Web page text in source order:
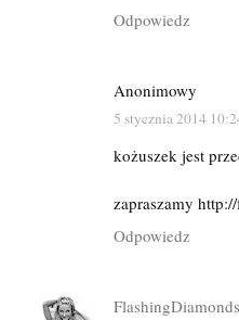
Odpowiedz
Anonimowy
5 stycznia 2014
kożuszek jest
zapraszamy
Odpowiedz